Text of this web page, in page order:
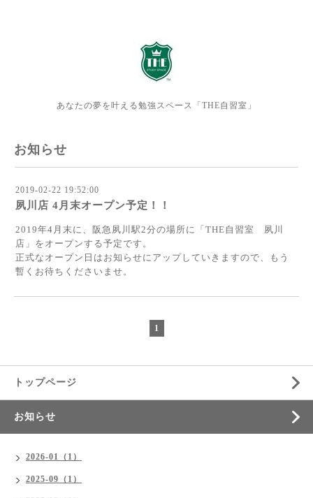
あなたの夢を叶える勉強スペース「THE自習室」
お知らせ
2019-02-22 19:52:00
夙川店 4月末オープン予定！！
2019年4月末に、阪急夙川駅2分の場所に「THE自習室 夙川
店」をオープンする予定です。
正式なオープン日はお知らせにアップしていきますので、もう
暫くお待ちくださいませ。
1
トップページ
お知らせ
2026-01（1）
2025-09（1）